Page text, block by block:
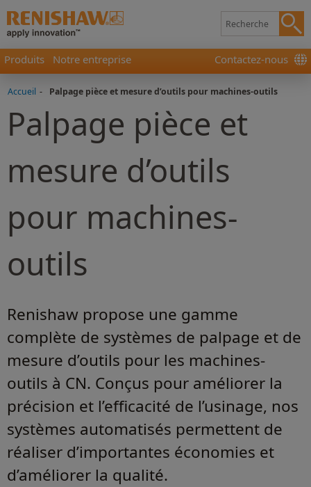
Produits Notre entreprise Contactez-nous
Accueil - Palpage pièce et mesure d’outils pour machines-outils
Palpage pièce et
mesure d’outils
pour machines-
outils
Renishaw propose une gamme
complète de systèmes de palpage et de
mesure d’outils pour les machines-
outils à CN. Conçus pour améliorer la
précision et l’efficacité de l’usinage, nos
systèmes automatisés permettent de
réaliser d’importantes économies et
d’améliorer la qualité.